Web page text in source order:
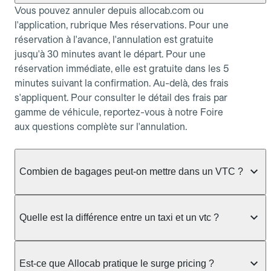
Vous pouvez annuler depuis allocab.com ou
l'application, rubrique Mes réservations. Pour une
réservation à l'avance, l'annulation est gratuite
jusqu'à 30 minutes avant le départ. Pour une
réservation immédiate, elle est gratuite dans les 5
minutes suivant la confirmation. Au-delà, des frais
s'appliquent. Pour consulter le détail des frais par
gamme de véhicule, reportez-vous à notre Foire
aux questions complète sur l'annulation.
Combien de bagages peut-on mettre dans un VTC ?
réservée :
Berline, Green, Berline Affaires, VAO : jusqu'à 3
Quelle est la différence entre un taxi et un vtc ?
dans la rue ou à une station, avec un tarif calculé au
Est-ce que Allocab pratique le surge pricing ?